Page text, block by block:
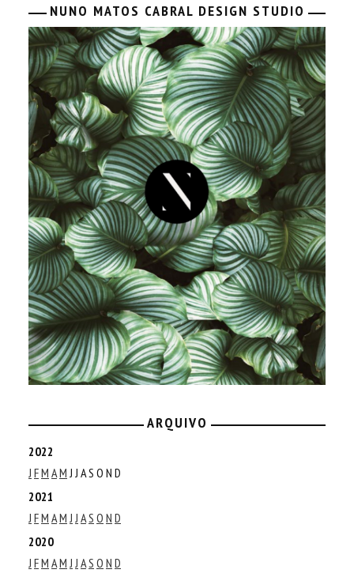
NUNO MATOS CABRAL DESIGN STUDIO
ARQUIVO
2022
J FM AM J J AS O N D
2021
J FM AM J J AS O N D
2020
J FM AM J J AS O N D